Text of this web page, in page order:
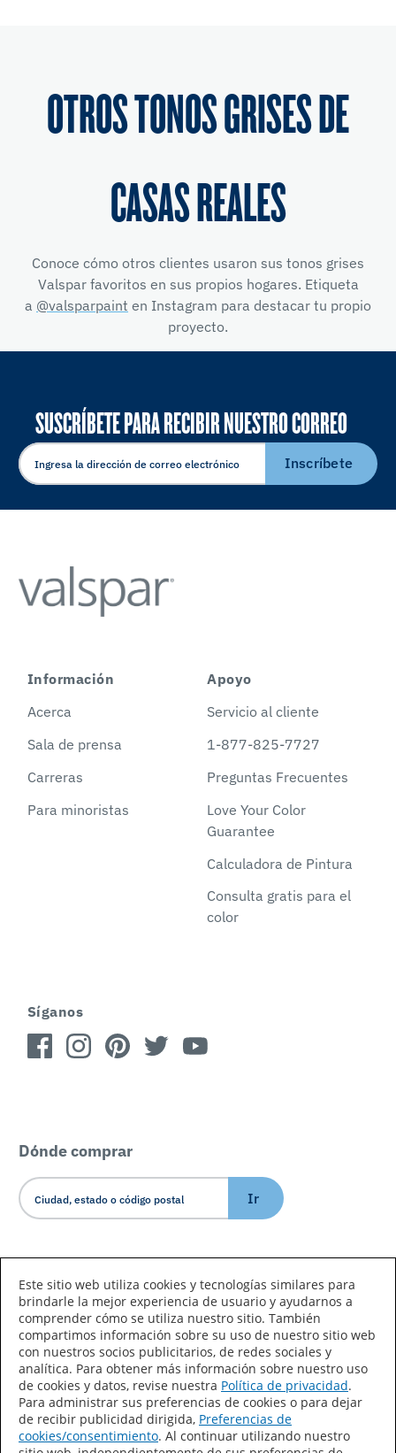
OTROS TONOS GRISES DE
CASAS REALES
Conoce cómo otros clientes usaron sus tonos grises
Valspar favoritos en sus propios hogares. Etiqueta
a @valsparpaint en Instagram para destacar tu propio
proyecto.
SUSCRÍBETE PARA RECIBIR NUESTRO CORREO
ELECTRÓNICO
Inscríbete
Información
Acerca
Sala de prensa
Carreras
Para minoristas
Apoyo
Servicio al cliente
1-877-825-7727
Preguntas Frecuentes
Love Your Color
Guarantee
Calculadora de Pintura
Consulta gratis para el
color
Síganos
Dónde comprar
Ir
Declaración de accesibilidad
Mapa del sitio
Términos de uso
Privacidad
Este sitio web utiliza cookies y tecnologías similares para
brindarle la mejor experiencia de usuario y ayudarnos a
comprender cómo se utiliza nuestro sitio. También
compartimos información sobre su uso de nuestro sitio web
con nuestros socios publicitarios, de redes sociales y
analítica. Para obtener más información sobre nuestro uso
de cookies y datos, revise nuestra Política de privacidad.
Para administrar sus preferencias de cookies o para dejar
de recibir publicidad dirigida, Preferencias de
cookies/consentimiento. Al continuar utilizando nuestro